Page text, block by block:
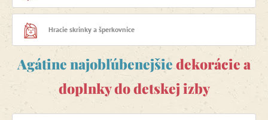
Hracie skrinky a šperkovnice
Agátine najobľúbenejšiedekorácie a
doplnky do detskej izby